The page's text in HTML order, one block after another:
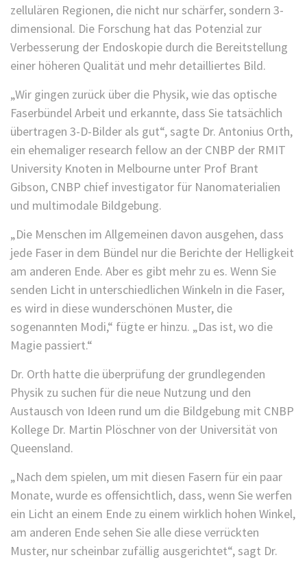
zellulären Regionen, die nicht nur schärfer, sondern 3-
dimensional. Die Forschung hat das Potenzial zur
Verbesserung der Endoskopie durch die Bereitstellung
einer höheren Qualität und mehr detailliertes Bild.
„Wir gingen zurück über die Physik, wie das optische
Faserbündel Arbeit und erkannte, dass Sie tatsächlich
übertragen 3-D-Bilder als gut“, sagte Dr. Antonius Orth,
ein ehemaliger research fellow an der CNBP der RMIT
University Knoten in Melbourne unter Prof Brant
Gibson, CNBP chief investigator für Nanomaterialien
und multimodale Bildgebung.
„Die Menschen im Allgemeinen davon ausgehen, dass
jede Faser in dem Bündel nur die Berichte der Helligkeit
am anderen Ende. Aber es gibt mehr zu es. Wenn Sie
senden Licht in unterschiedlichen Winkeln in die Faser,
es wird in diese wunderschönen Muster, die
sogenannten Modi,“ fügte er hinzu. „Das ist, wo die
Magie passiert.“
Dr. Orth hatte die überprüfung der grundlegenden
Physik zu suchen für die neue Nutzung und den
Austausch von Ideen rund um die Bildgebung mit CNBP
Kollege Dr. Martin Plöschner von der Universität von
Queensland.
„Nach dem spielen, um mit diesen Fasern für ein paar
Monate, wurde es offensichtlich, dass, wenn Sie werfen
ein Licht an einem Ende zu einem wirklich hohen Winkel,
am anderen Ende sehen Sie alle diese verrückten
Muster, nur scheinbar zufällig ausgerichtet“, sagt Dr.